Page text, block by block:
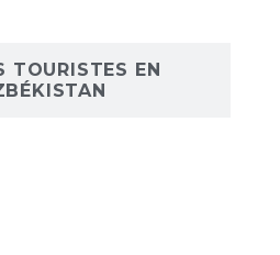
TOURISTES EN